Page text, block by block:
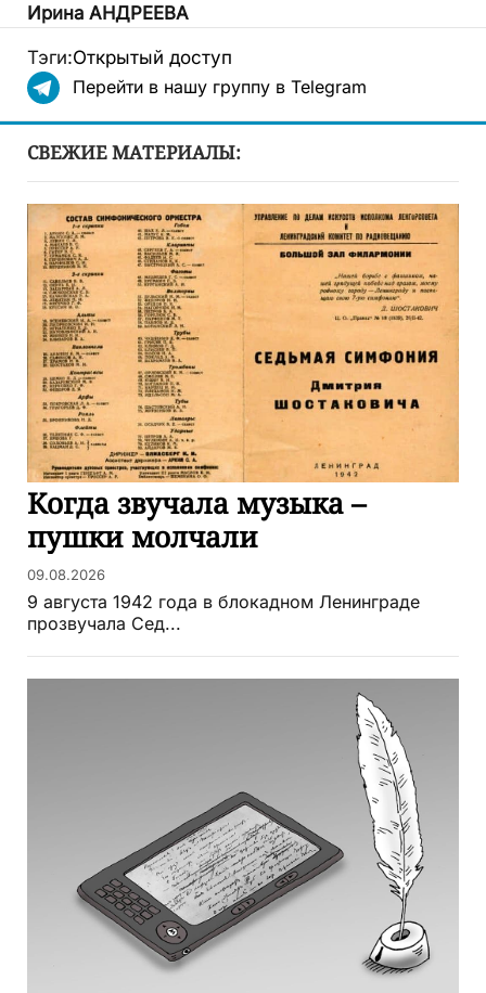
Ирина АНДРЕЕВА
Тэги:Открытый доступ
Перейти в нашу группу в Telegram
СВЕЖИЕ МАТЕРИАЛЫ:
Когда звучала музыка –
пушки молчали
09.08.2026
9 августа 1942 года в блокадном Ленинграде
прозвучала Сед...